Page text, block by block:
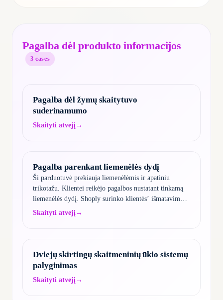
Pagalba dėl produkto informacijos
3 cases
Pagalba dėl žymų skaitytuvo
suderinamumo
Skaityti atvejį→
Pagalba parenkant liemenėlės dydį
Ši parduotuvė prekiauja liemenėlėmis ir apatiniu
trikotažu. Klientei reikėjo pagalbos nustatant tinkamą
liemenėlės dydį. Shoply surinko klientės’ išmatavimus,
paaiškino dydžių sistemą, pateikė išsamias gaires, kaip
Skaityti atvejį→
Dviejų skirtingų skaitmeninių ūkio sistemų
palyginimas
Skaityti atvejį→